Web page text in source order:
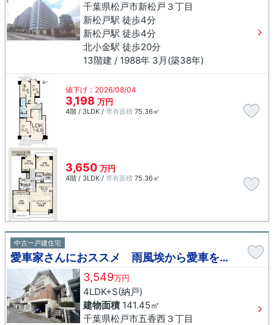
千葉県松戸市新松戸３丁目
新松戸駅 徒歩4分
新松戸駅 徒歩4分
北小金駅 徒歩20分
13階建 / 1988年 3月(築38年)
値下げ：2026/08/04
3,198 万円
4階 / 3LDK / 専有面積 75.36㎡
3,650 万円
4階 / 3LDK / 専有面積 75.36㎡
中古一戸建住宅
愛車家さんにおススメ 雨風埃から愛車を守る、地下車庫 五香駅
3,549万円
4LDK+S(納戸)
建物面積141.45㎡
千葉県松戸市五香西３丁目